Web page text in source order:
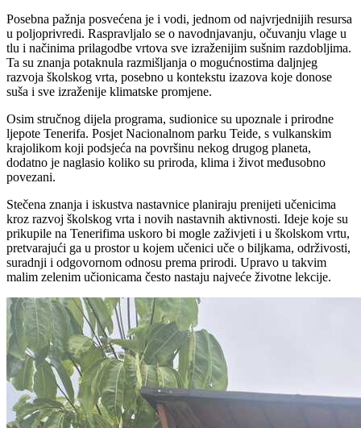
Posebna pažnja posvećena je i vodi, jednom od najvrjednijih resursa
u poljoprivredi. Raspravljalo se o navodnjavanju, očuvanju vlage u
tlu i načinima prilagodbe vrtova sve izraženijim sušnim razdobljima.
Ta su znanja potaknula razmišljanja o mogućnostima daljnjeg
razvoja školskog vrta, posebno u kontekstu izazova koje donose
suša i sve izraženije klimatske promjene.
Osim stručnog dijela programa, sudionice su upoznale i prirodne
ljepote Tenerifa. Posjet Nacionalnom parku Teide, s vulkanskim
krajolikom koji podsjeća na površinu nekog drugog planeta,
dodatno je naglasio koliko su priroda, klima i život međusobno
povezani.
Stečena znanja i iskustva nastavnice planiraju prenijeti učenicima
kroz razvoj školskog vrta i novih nastavnih aktivnosti. Ideje koje su
prikupile na Tenerifima uskoro bi mogle zaživjeti i u školskom vrtu,
pretvarajući ga u prostor u kojem učenici uče o biljkama, održivosti,
suradnji i odgovornom odnosu prema prirodi. Upravo u takvim
malim zelenim učionicama često nastaju najveće životne lekcije.